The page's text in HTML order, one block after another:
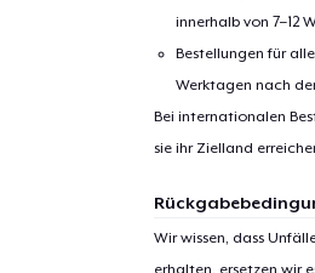
innerhalb von 7–12
Bestellungen für
Werktagen nach
Bei internationalen
sie ihr Zielland
Wir wissen, dass
erhalten, ersetzen wir